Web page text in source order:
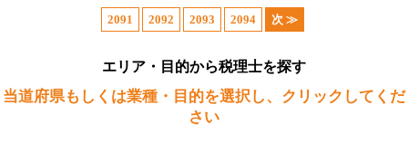
2091 2092 2093 2094 次 ≫
エリア・目的から税理士を探す
当道府県もしくは業種・目的を選択し、クリックしてくだ
さい